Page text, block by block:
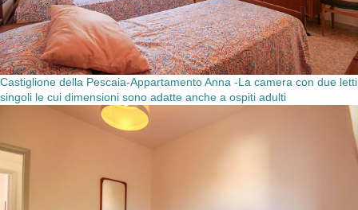
Castiglione della Pescaia-Appartamento Anna -La camera con due letti
singoli le cui dimensioni sono adatte anche a ospiti adulti